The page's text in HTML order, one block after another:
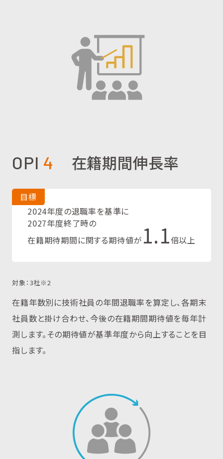
OPI 4 在籍期間伸長率
目標
2024年度の退職率を基準に
2027年度終了時の
在籍期待期間に関する期待値が 1.1倍以上
対象：3社※2
在籍年数別に技術社員の年間退職率を算定し、各期末
社員数と掛け合わせ、今後の在籍期間期待値を毎年計
測します。その期待値が基準年度から向上することを目
指します。